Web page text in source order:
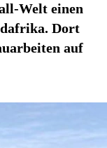
Welt einen
Dort
auf